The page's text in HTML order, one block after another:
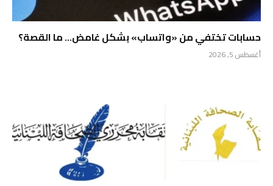
حسابات تختفي من «واتساب» بشكل غامض… ما القصة؟
أغسطس 5, 2026